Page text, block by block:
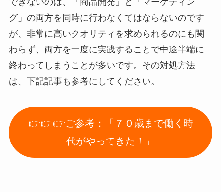
グ」の両方を同時に行わなくてはならないのです
が、非常に高いクオリティを求められるのにも関
わらず、両方を一度に実践することで中途半端に
終わってしまうことが多いです。その対処方法
は、下記記事も参考にしてください。
👉👉👉ご参考：「７０歳まで働く時
代がやってきた！」